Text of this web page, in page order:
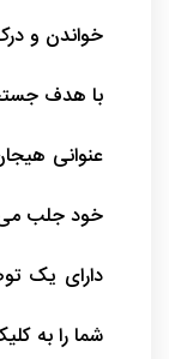
خواندن و
با هدف
عنوانی
خود جلب
دارای یک
شما را به